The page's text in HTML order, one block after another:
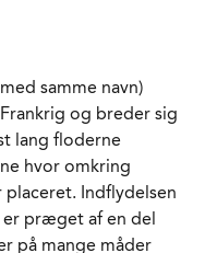
samme navn)
og breder sig
lang floderne
hvor omkring
placeret. Indflydelsen
er præget af en del
på mange måder